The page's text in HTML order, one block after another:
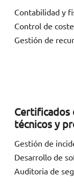
Contabilidad y
Control de
Gestión de
Certificados
técnicos y
Gestión de
Desarrollo de
Auditoria de